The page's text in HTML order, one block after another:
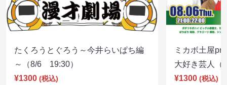
たくろうとぐろう～今井らいぱち編
～（8/6 19:30）
¥1300 (税込)
ミカボ土屋
大好き芸人
¥1300 (税込)